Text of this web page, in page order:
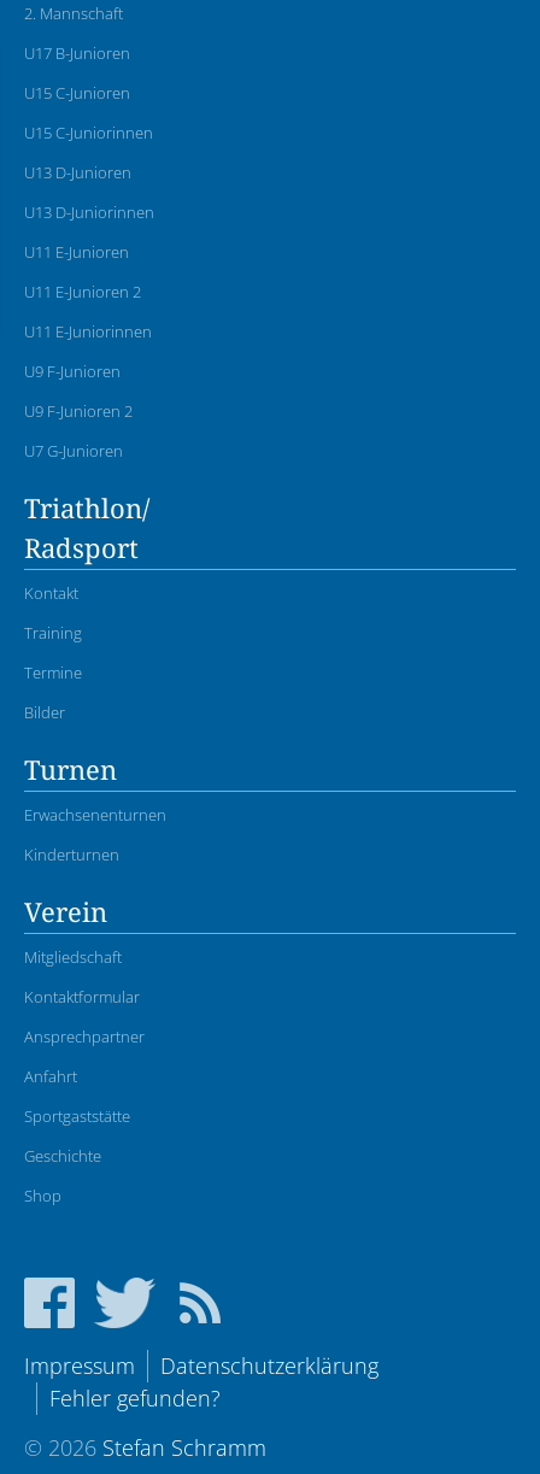
2. Mannschaft
U17 B-Junioren
U15 C-Junioren
U15 C-Juniorinnen
U13 D-Junioren
U13 D-Juniorinnen
U11 E-Junioren
U11 E-Junioren 2
U11 E-Juniorinnen
U9 F-Junioren
U9 F-Junioren 2
U7 G-Junioren
Triathlon/
Radsport
Kontakt
Training
Termine
Bilder
Turnen
Erwachsenenturnen
Kinderturnen
Verein
Mitgliedschaft
Kontaktformular
Ansprechpartner
Anfahrt
Sportgaststätte
Geschichte
Shop
Impressum
Datenschutzerklärung
Fehler gefunden?
© 2026 Stefan Schramm